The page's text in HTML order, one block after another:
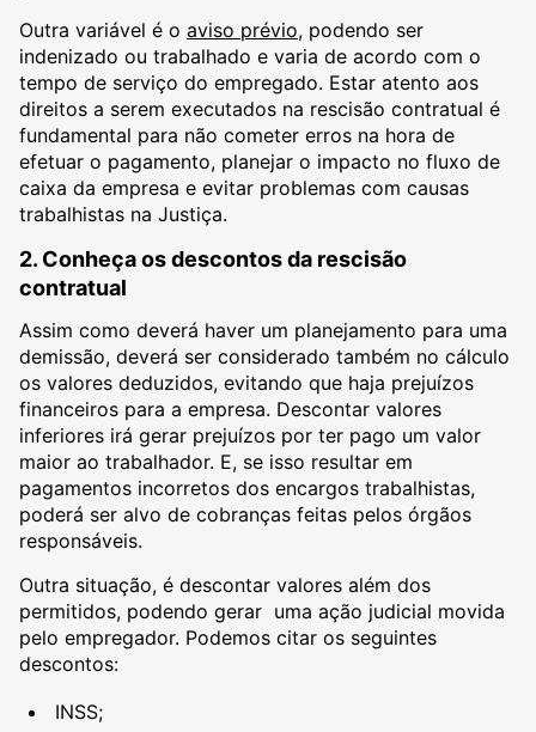
Outra variável é o aviso prévio, podendo ser
indenizado ou trabalhado e varia de acordo com o
tempo de serviço do empregado. Estar atento aos
direitos a serem executados na rescisão contratual é
fundamental para não cometer erros na hora de
efetuar o pagamento, planejar o impacto no fluxo de
caixa da empresa e evitar problemas com causas
trabalhistas na Justiça.
2. Conheça os descontos da rescisão
contratual
Assim como deverá haver um planejamento para uma
demissão, deverá ser considerado também no cálculo
os valores deduzidos, evitando que haja prejuízos
financeiros para a empresa. Descontar valores
inferiores irá gerar prejuízos por ter pago um valor
maior ao trabalhador. E, se isso resultar em
pagamentos incorretos dos encargos trabalhistas,
poderá ser alvo de cobranças feitas pelos órgãos
responsáveis.
Outra situação, é descontar valores além dos
permitidos, podendo gerar uma ação judicial movida
pelo empregador. Podemos citar os seguintes
descontos:
INSS;